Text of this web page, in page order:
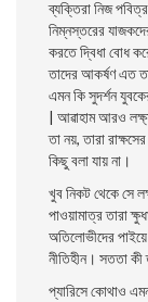
ব্যক্তিরা নিজ
নিম্নস্তরের
করতে দ্বিধা বােধ
তাদের আকর্ষণ এত
এমন কি সুদর্শন
| আৱাহাম আরও
তা নয়, তারা
কিছু বলা যায় না।
খুব নিকট থেকে সে
পাওয়ামাত্র তারা
অতিলােভীদের
নীতিহীন। সততা কী
প্যারিসে কোথাও এমন